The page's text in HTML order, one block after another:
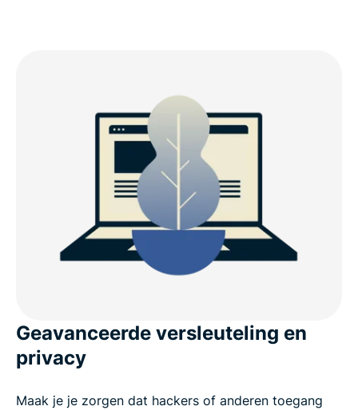
Geavanceerde versleuteling en
privacy
Maak je je zorgen dat hackers of anderen toegang